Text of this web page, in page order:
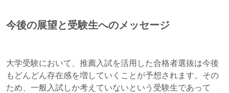
今後の展望と受験生へのメッセージ
大学受験において、推薦入試を活用した合格者選抜は今後
もどんどん存在感を増していくことが予想されます。その
ため、一般入試しか考えていないという受験生であって